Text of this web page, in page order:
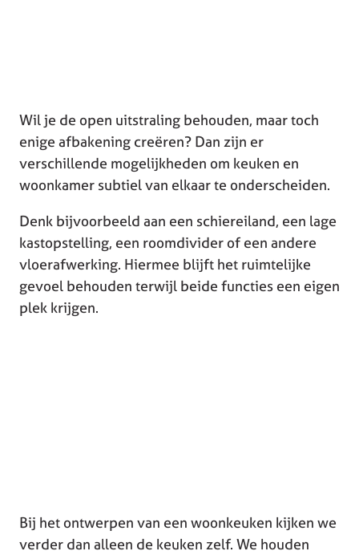
Wil je de open uitstraling behouden, maar toch
enige afbakening creëren? Dan zijn er
verschillende mogelijkheden om keuken en
woonkamer subtiel van elkaar te onderscheiden.
Denk bijvoorbeeld aan een schiereiland, een lage
kastopstelling, een roomdivider of een andere
vloerafwerking. Hiermee blijft het ruimtelijke
gevoel behouden terwijl beide functies een eigen
plek krijgen.
Bij het ontwerpen van een woonkeuken kijken we
verder dan alleen de keuken zelf. We houden